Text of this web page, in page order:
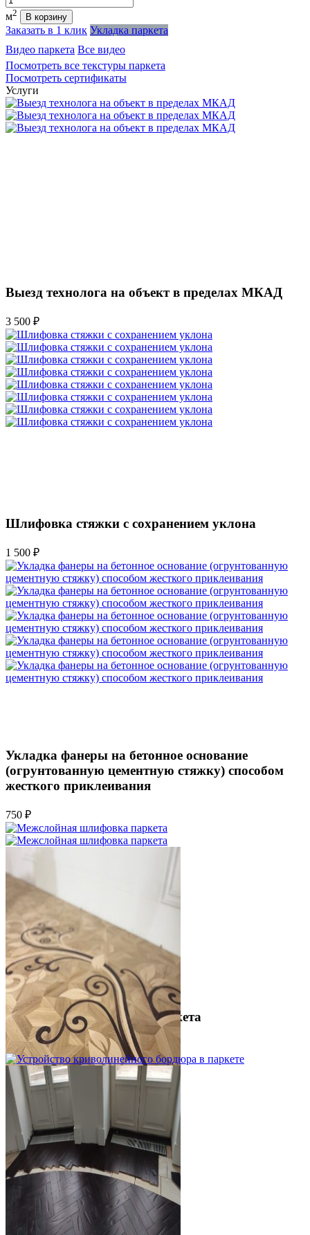
м2 В корзину
Заказать в 1 клик Укладка паркета
Видео паркета Все видео
Посмотреть все текстуры паркета
Посмотреть сертификаты
Услуги
Выезд технолога на объект в пределах МКАД
3 500 ₽
Шлифовка стяжки с сохранением уклона
1 500 ₽
Укладка фанеры на бетонное основание
(огрунтованную цементную стяжку) способом
жесткого приклеивания
750 ₽
Межслойная шлифовка паркета
1 200 ₽